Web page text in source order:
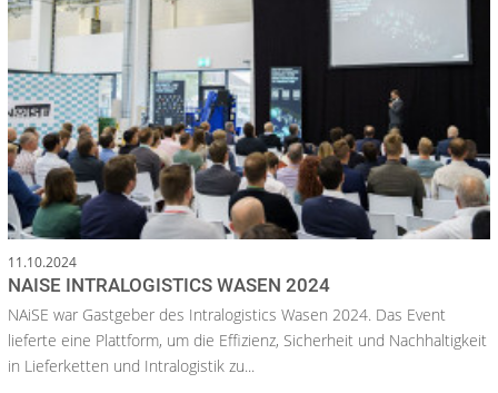
11.10.2024
NAISE INTRALOGISTICS WASEN 2024
NAiSE war Gastgeber des Intralogistics Wasen 2024. Das Event
lieferte eine Plattform, um die Effizienz, Sicherheit und Nachhaltigkeit
in Lieferketten und Intralogistik zu...